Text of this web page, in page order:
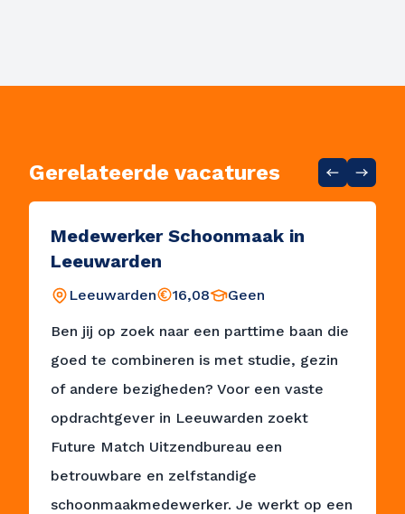
Gerelateerde vacatures
Medewerker Schoonmaak in
Leeuwarden
Leeuwarden 16,08 Geen
Ben jij op zoek naar een parttime baan die
goed te combineren is met studie, gezin
of andere bezigheden? Voor een vaste
opdrachtgever in Leeuwarden zoekt
Future Match Uitzendbureau een
betrouwbare en zelfstandige
schoonmaakmedewerker. Je werkt op een